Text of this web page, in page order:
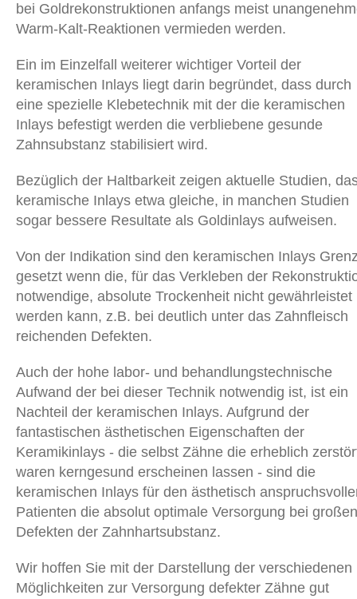
bei Goldrekonstruktionen anfangs meist
Warm-Kalt-Reaktionen vermieden werden.
Ein im Einzelfall weiterer wichtiger Vorteil der
keramischen Inlays liegt darin begründet, dass durch
eine spezielle Klebetechnik mit der die keramischen
Inlays befestigt werden die verbliebene gesunde
Zahnsubstanz stabilisiert wird.
Bezüglich der Haltbarkeit zeigen aktuelle Studien,
keramische Inlays etwa gleiche, in manchen Studien
sogar bessere Resultate als Goldinlays aufweisen.
Von der Indikation sind den keramischen Inlays
gesetzt wenn die, für das Verkleben der
notwendige, absolute Trockenheit nicht gewährleistet
werden kann, z.B. bei deutlich unter das Zahnfleisch
reichenden Defekten.
Auch der hohe labor- und behandlungstechnische
Aufwand der bei dieser Technik notwendig ist, ist ein
Nachteil der keramischen Inlays. Aufgrund der
fantastischen ästhetischen Eigenschaften der
Keramikinlays - die selbst Zähne die erheblich
waren kerngesund erscheinen lassen - sind die
keramischen Inlays für den ästhetisch
Patienten die absolut optimale Versorgung bei großen
Defekten der Zahnhartsubstanz.
Wir hoffen Sie mit der Darstellung der verschiedenen
Möglichkeiten zur Versorgung defekter Zähne gut